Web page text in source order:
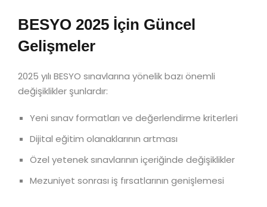
BESYO 2025 İçin Güncel
Gelişmeler
2025 yılı BESYO sınavlarına yönelik bazı önemli
değişiklikler şunlardır:
Yeni sınav formatları ve değerlendirme kriterleri
Dijital eğitim olanaklarının artması
Özel yetenek sınavlarının içeriğinde değişiklikler
Mezuniyet sonrası iş fırsatlarının genişlemesi